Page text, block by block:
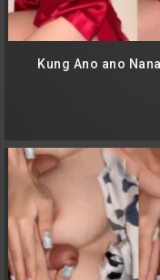
Kung Ano ano